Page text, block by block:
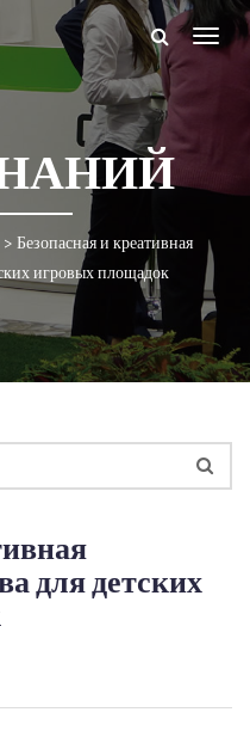
> Безопасная и креативная
игровых площадок
для детских